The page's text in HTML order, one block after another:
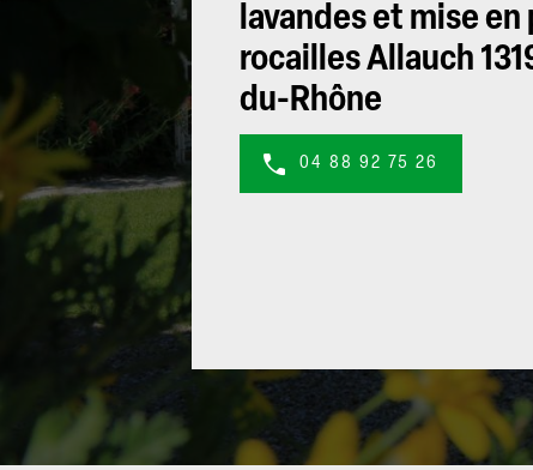
lavandes et mise en
rocailles Allauch
du-Rhône
04 88 92 75 26